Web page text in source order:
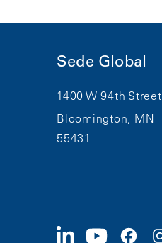
Sede Global
1400 W 94th Street
Bloomington, MN
55431